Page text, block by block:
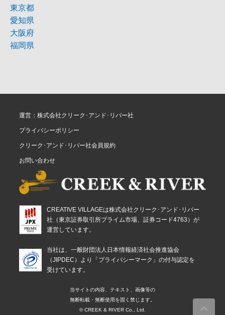
東京都
愛知県
大阪府
福岡県
運営：株式会社クリーク･アンド･リバー社
プライバシーポリシー
クリーク･アンド･リバー社会員規約
お問い合わせ
CREATIVE VILLAGEは株式会社クリーク･アンド･リバー
社（東京証券取引所プライム市場、証券コード4763）が
運営しています。
当社は、一般財団法人日本情報経済社会推進協会
（JIPDEC）より「プライバシーマーク」の付与認定を
受けています。
当サイトの内容、テキスト、画像等の
無断転載・無断使用を固く禁じます。
© CREEK & RIVER Co., Ltd.